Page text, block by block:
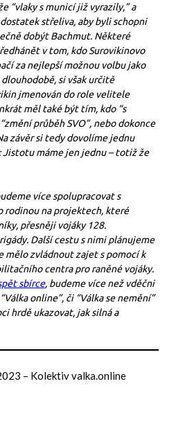
“vlaky s municí již vyrazily,” a
střeliva, aby byli schopni
dobýt Bachmut. Některé
v tom, kdo Surovikinovo
za nejlepší možnou volbu jako
si však určitě
jmenován do role velitele
měl také být tím, kdo “s
průběh SVO”, nebo dokonce
závěr si tedy dovolíme jednu
Jistotu máme jen jednu – totiž že
více spolupracovat s
rodinou na projektech, které
přesněji vojáky 128.
Další cestu s nimi plánujeme
mělo zvládnout zajet s pomocí k
centra pro raněné vojáky.
sbírce, budeme více než vděčni
online”, či “Válka se nemění”
hrdě ukazovat, jak silná a
– Kolektiv valka.online